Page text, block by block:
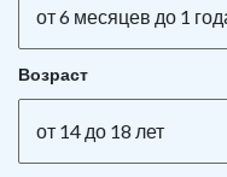
от 6 месяцев до 1
Возраст
от 14 до 18 лет